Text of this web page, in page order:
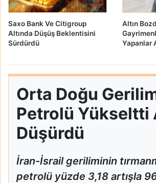
Saxo Bank Ve Citigroup
Altında Düşüş Beklentisini
Sürdürdü
Altın
Yapanlar
Orta Doğu
Petrolü Yükseltti
Düşürdü
İran-İsrail geriliminin
petrolü yüzde 3,18 artışla